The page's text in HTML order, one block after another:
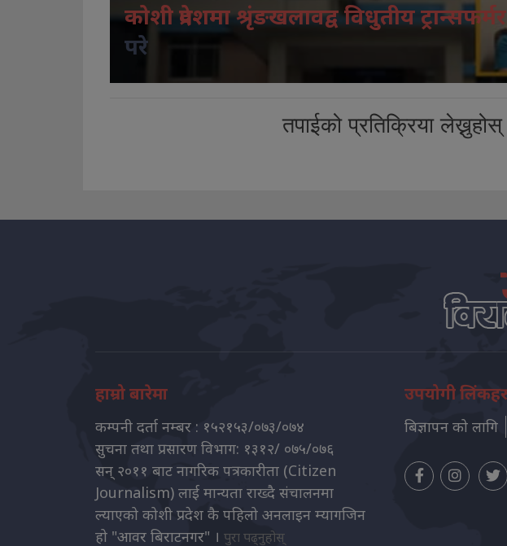
कोशी प्रदेशमा श्रृंङखलावद्व विधुतीय ट्रान्सफर्मर
परे
तपाईको प्रतिक्रिया लेख्नुहोस्
हाम्रो बारेमा
कम्पनी दर्ता नम्बर : १५२१५३/०७३/०७४
सुचना तथा प्रसारण विभाग: १३१२/ ०७५/०७६
सन् २०११ बाट नागरिक पत्रकारीता (Citizen
Journalism) लाई मान्यता राख्दै संचालनमा
ल्याएको कोशी प्रदेश कै पहिलो अनलाइन म्यागजिन
हो "आवर बिराटनगर" । पुरा पढ्नुहोस्
उपयोगी लिंकहरु
बिज्ञापन को लागि